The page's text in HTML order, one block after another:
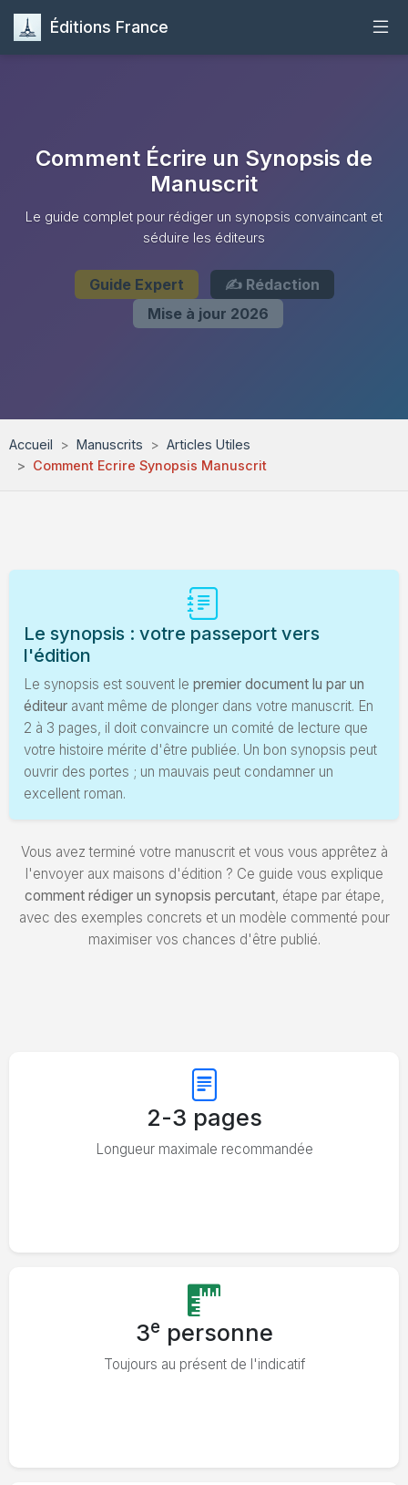
Éditions France
Guides
Formation
Envoyez un Manuscrit
Comment Écrire un Synopsis de
Manuscrit
Le guide complet pour rédiger un synopsis convaincant et
séduire les éditeurs
Guide Expert
✍️ Rédaction
Mise à jour 2026
Accueil Manuscrits
Articles Utiles
Comment Ecrire Synopsis Manuscrit
Le synopsis : votre passeport vers
l'édition
Le synopsis est souvent le premier document lu par un
éditeur avant même de plonger dans votre manuscrit. En
2 à 3 pages, il doit convaincre un comité de lecture que
votre histoire mérite d'être publiée. Un bon synopsis peut
ouvrir des portes ; un mauvais peut condamner un
excellent roman.
Vous avez terminé votre manuscrit et vous vous apprêtez à
l'envoyer aux maisons d'édition ? Ce guide vous explique
comment rédiger un synopsis percutant, étape par étape,
avec des exemples concrets et un modèle commenté pour
maximiser vos chances d'être publié.
2-3 pages
Longueur maximale recommandée
3e personne
Toujours au présent de l'indicatif